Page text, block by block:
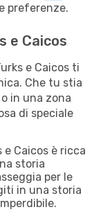
preferenze.
e Caicos
e Caicos ti
Che tu stia
in una zona
di speciale
e Caicos è ricca
storia
per le
in una storia